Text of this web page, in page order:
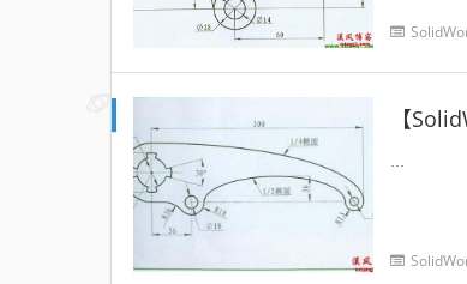
【